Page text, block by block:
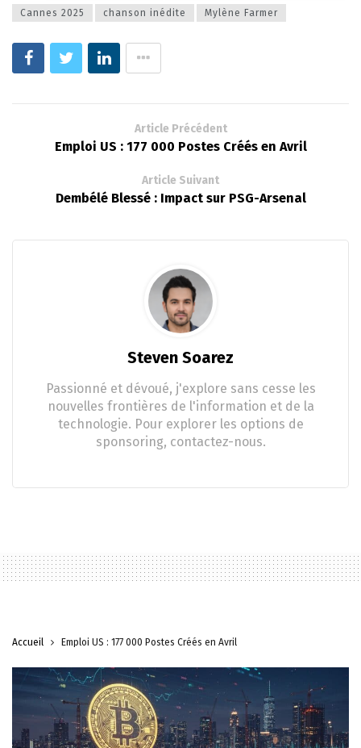
Cannes 2025
chanson inédite Mylène Farmer
Article Précédent
Emploi US : 177 000 Postes Créés en Avril
Article Suivant
Dembélé Blessé : Impact sur PSG-Arsenal
Steven Soarez
Passionné et dévoué, j'explore sans cesse les
nouvelles frontières de l'information et de la
technologie. Pour explorer les options de
sponsoring, contactez-nous.
Accueil Emploi US : 177 000 Postes Créés en Avril